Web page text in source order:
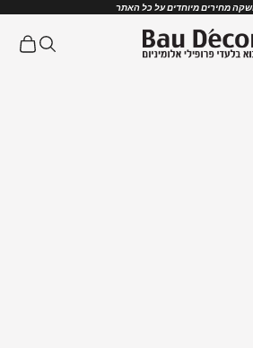
מחירים מיוחדים על כל האתר
Bau חיפושעגלת